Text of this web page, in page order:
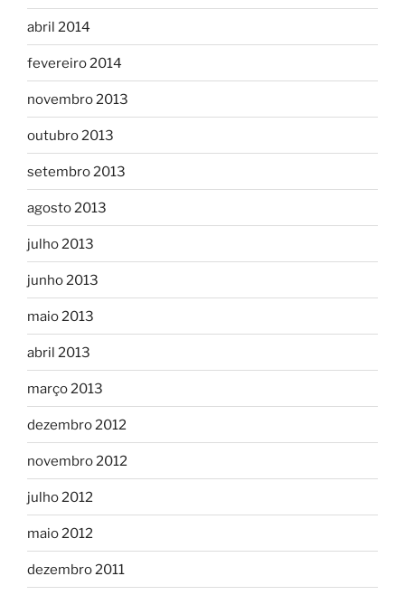
abril 2014
fevereiro 2014
novembro 2013
outubro 2013
setembro 2013
agosto 2013
julho 2013
junho 2013
maio 2013
abril 2013
março 2013
dezembro 2012
novembro 2012
julho 2012
maio 2012
dezembro 2011